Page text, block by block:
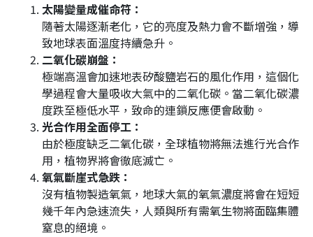
太陽變量成催命符：
隨著太陽逐漸老化，它的亮度及熱力會不斷增強，導
致地球表面溫度持續急升。
二氧化碳崩盤：
極端高溫會加速地表矽酸鹽岩石的風化作用，這個化
學過程會大量吸收大氣中的二氧化碳。當二氧化碳濃
度跌至極低水平，致命的連鎖反應便會啟動。
光合作用全面停工：
由於極度缺乏二氧化碳，全球植物將無法進行光合作
用，植物界將會徹底滅亡。
氧氣斷崖式急跌：
沒有植物製造氧氣，地球大氣的氧氣濃度將會在短短
幾千年內急速流失，人類與所有需氧生物將面臨集體
窒息的絕境。